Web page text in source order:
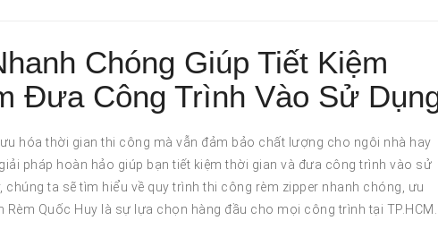
Chóng Giúp Tiết Kiệm
Đưa Công Trình Vào Sử
hóa thời gian thi công mà vẫn đảm bảo chất lượng cho ngôi nhà hay
giải pháp hoàn hảo giúp bạn tiết kiệm thời gian và đưa công trình vào sử
ta sẽ tìm hiểu về quy trình thi công rèm zipper nhanh chóng, ưu
Quốc Huy là sự lựa chọn hàng đầu cho mọi công trình tại TP.HCM.